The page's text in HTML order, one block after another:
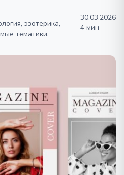
эзотерика,
тематики.
30.03.2026
4 мин